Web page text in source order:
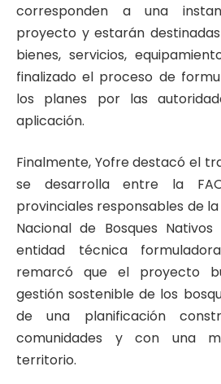
corresponden a una
proyecto y estarán
bienes, servicios,
finalizado el proceso de
los planes por las
aplicación.
Finalmente, Yofre destacó el
se desarrolla entre la
provinciales responsables de
Nacional de Bosques
entidad técnica
remarcó que el proyecto
gestión sostenible de los
de una planificación
comunidades y con una
territorio.